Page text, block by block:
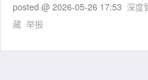
posted @ 2026-05-26 17:53 深度
藏 举报